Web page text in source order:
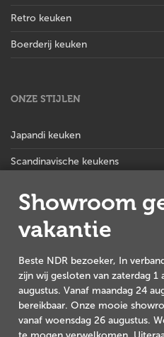
Showroom
vakantie
Beste NDR bezoeker, In
zijn wij gesloten van zaterdag 1
augustus. Vanaf maandag 24
bereikbaar. Onze mooie
vanaf woensdag 26 augustus.
Retro keuken
Boerderij keuken
ONZE STIJLEN
Japandi keuken
Scandinavische keukens
Stoere landelijke keuken
Landelijk moderne keuken
Landelijke keuken
Brocante keuken
Italiaanse keukens